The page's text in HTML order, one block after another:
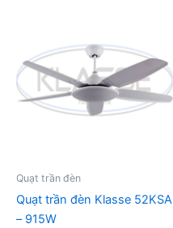
Quạt trần đèn
Quạt trần đèn Klasse 52KSA
– 915W